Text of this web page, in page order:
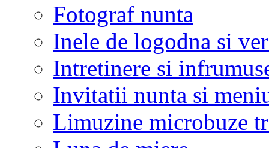
Fotograf nunta
Inele de logodna si
Intretinere si
Invitatii nunta si
Limuzine microbuze